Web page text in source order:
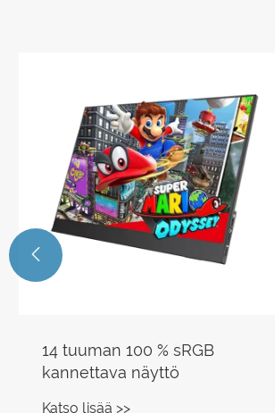
18,5 tuuman 1080P 100 Hz
kannettava näyttö
Katso lisää >>
